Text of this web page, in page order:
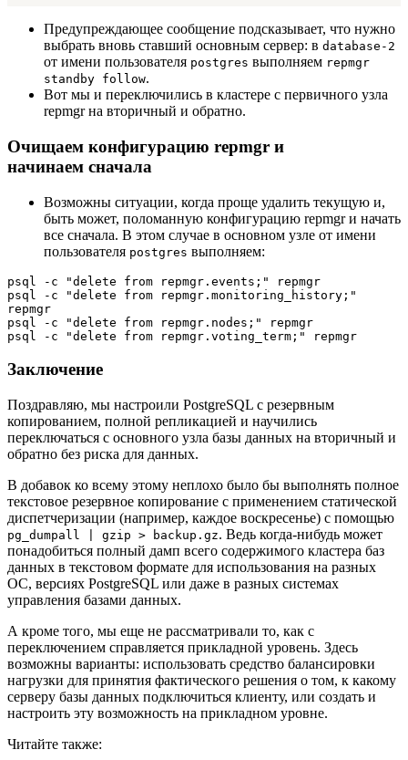
Предупреждающее сообщение подсказывает, что нужно
выбрать вновь ставший основным сервер: в database-2
от имени пользователя postgres выполняем repmgr
standby follow.
Вот мы и переключились в кластере с первичного узла
repmgr на вторичный и обратно.
Очищаем конфигурацию repmgr и
начинаем сначала
Возможны ситуации, когда проще удалить текущую и,
быть может, поломанную конфигурацию repmgr и начать
все сначала. В этом случае в основном узле от имени
пользователя postgres выполняем:
psql -c "delete from repmgr.events;" repmgr
psql -c "delete from repmgr.monitoring_history;"
repmgr
psql -c "delete from repmgr.nodes;" repmgr
psql -c "delete from repmgr.voting_term;" repmgr
Заключение
Поздравляю, мы настроили PostgreSQL с резервным
копированием, полной репликацией и научились
переключаться с основного узла базы данных на вторичный и
обратно без риска для данных.
В добавок ко всему этому неплохо было бы выполнять полное
текстовое резервное копирование с применением статической
диспетчеризации (например, каждое воскресенье) с помощью
pg_dumpall | gzip > backup.gz. Ведь когда-нибудь может
понадобиться полный дамп всего содержимого кластера баз
данных в текстовом формате для использования на разных
ОС, версиях PostgreSQL или даже в разных системах
управления базами данных.
А кроме того, мы еще не рассматривали то, как с
переключением справляется прикладной уровень. Здесь
возможны варианты: использовать средство балансировки
нагрузки для принятия фактического решения о том, к какому
серверу базы данных подключиться клиенту, или создать и
настроить эту возможность на прикладном уровне.
Читайте также: